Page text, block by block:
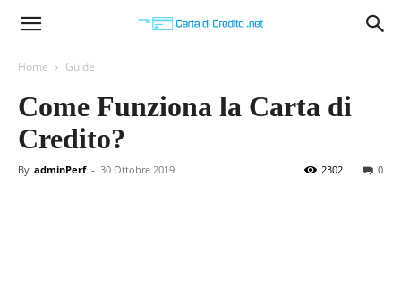
Carta
Credito
Home Guide
Come Funziona la Carta di
Credito?
By adminPerf - 30 Ottobre 2019 0
2302